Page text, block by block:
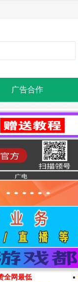
广告合作
全网最低